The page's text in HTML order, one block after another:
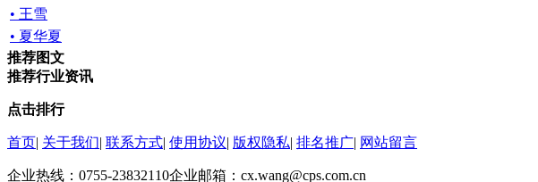
• 王雪
• 夏华夏
推荐图文
推荐行业资讯
点击排行
首页| 关于我们| 联系方式| 使用协议| 版权隐私| 排名推广| 网站留言
企业热线：0755-23832110企业邮箱：cx.wang@cps.com.cn